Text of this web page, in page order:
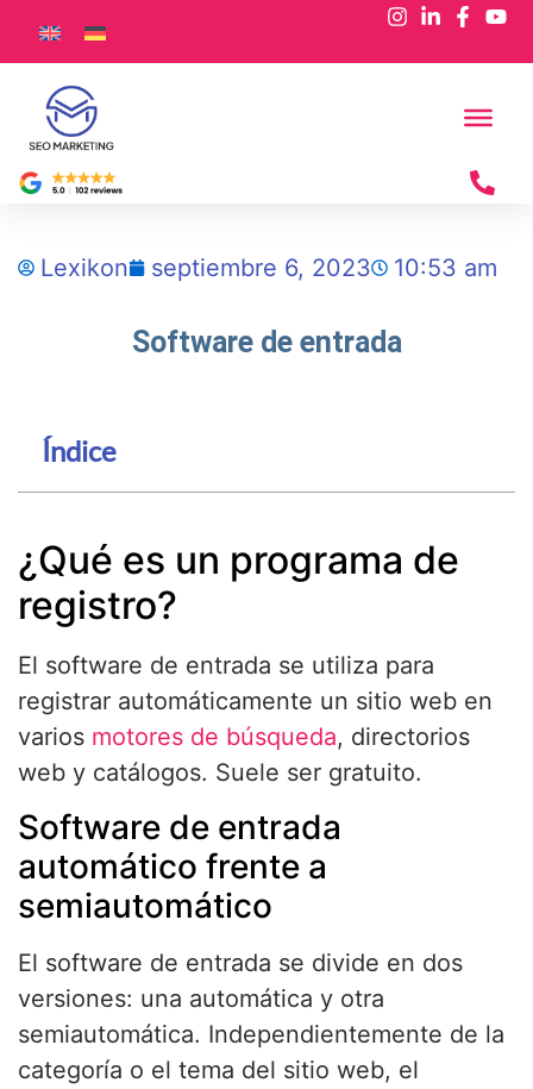
Lexikon septiembre 6, 2023 10:53 am
Software de entrada
Índice
¿Qué es un programa de
registro?
El software de entrada se utiliza para
registrar automáticamente un sitio web en
varios motores de búsqueda, directorios
web y catálogos. Suele ser gratuito.
Software de entrada
automático frente a
semiautomático
El software de entrada se divide en dos
versiones: una automática y otra
semiautomática. Independientemente de la
categoría o el tema del sitio web, el